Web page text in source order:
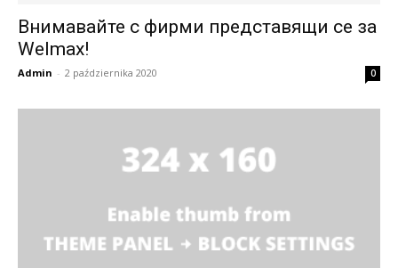
Внимавайте с фирми представящи се за
Welmax!
Admin - 2 października 2020 0